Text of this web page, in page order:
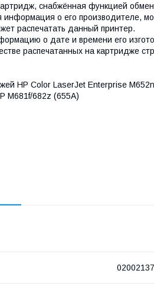
снабжённая функцией
информация о его производителе,
распечатать данный принтер.
о дате и времени его
распечатанных на картридже
HP Color LaserJet Enterprise
M681f/682z (655A)